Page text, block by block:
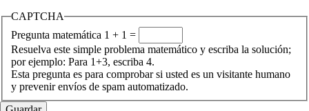
CAPTCHA
Pregunta matemática 1 + 1 =
Resuelva este simple problema matemático y escriba la solución;
por ejemplo: Para 1+3, escriba 4.
Esta pregunta es para comprobar si usted es un visitante humano
y prevenir envíos de spam automatizado.